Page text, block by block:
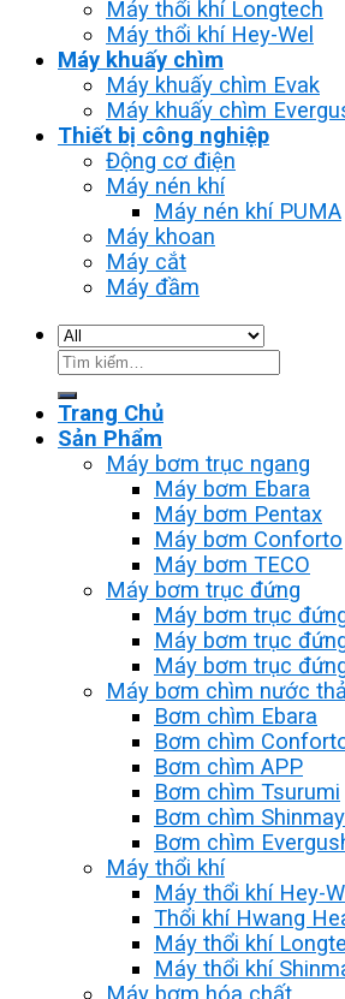
Máy thổi khí Longtech
Máy thổi khí Hey-Wel
Máy khuấy chìm
Máy khuấy chìm Evak
Máy khuấy chìm
Thiết bị công nghiệp
Động cơ điện
Máy nén khí
Máy nén khí PUMA
Máy khoan
Máy cắt
Máy đầm
Tìm
Trang Chủ
Sản Phẩm
Máy bơm trục ngang
Máy bơm Ebara
Máy bơm Pentax
Máy bơm Conforto
Máy bơm TECO
Máy bơm trục đứng
Máy bơm trục
Máy bơm trục
Máy bơm trục
Máy bơm chìm nước
Bơm chìm Ebara
Bơm chìm
Bơm chìm APP
Bơm chìm Tsurumi
Bơm chìm
Bơm chìm
Máy thổi khí
Máy thổi khí Hey-
Thổi khí Hwang
Máy thổi khí
Máy thổi khí
Máy bơm hóa chất